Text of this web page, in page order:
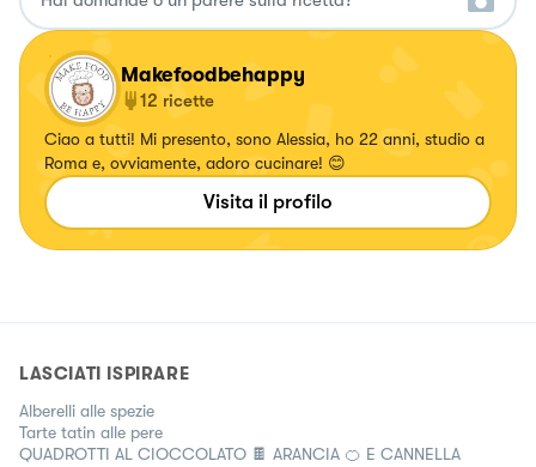
Makefoodbehappy
12 ricette
Ciao a tutti! Mi presento, sono Alessia, ho 22 anni, studio a
Roma e, ovviamente, adoro cucinare! 😊
Visita il profilo
LASCIATI ISPIRARE
Alberelli alle spezie
Tarte tatin alle pere
QUADROTTI AL CIOCCOLATO 🍫 ARANCIA 🍊 E CANNELLA